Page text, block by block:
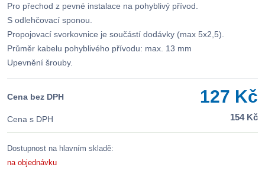
Pro přechod z pevné instalace na pohyblivý přívod.
S odlehčovací sponou.
Propojovací svorkovnice je součástí dodávky (max 5x2,5).
Průměr kabelu pohyblivého přívodu: max. 13 mm
Upevnění šrouby.
Cena bez DPH 127 Kč
Cena s DPH 154 Kč
Dostupnost na hlavním skladě:
na objednávku